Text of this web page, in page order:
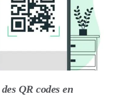
QR codes en